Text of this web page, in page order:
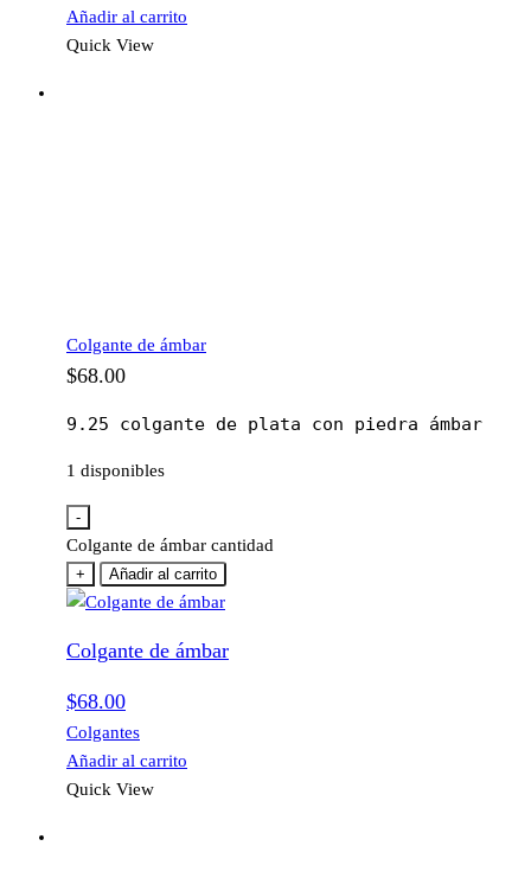
Añadir al carrito
Quick View
Colgante de ámbar
$68.00
9.25 colgante de plata con piedra ámbar
1 disponibles
-
Colgante de ámbar cantidad
+ Añadir al carrito
Colgante de ámbar
$68.00
Colgantes
Añadir al carrito
Quick View